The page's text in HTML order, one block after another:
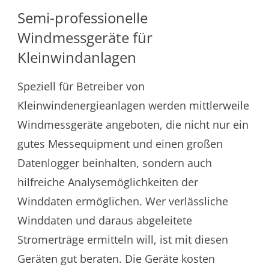
Semi-professionelle
Windmessgeräte für
Kleinwindanlagen
Speziell für Betreiber von
Kleinwindenergieanlagen werden mittlerweile
Windmessgeräte angeboten, die nicht nur ein
gutes Messequipment und einen großen
Datenlogger beinhalten, sondern auch
hilfreiche Analysemöglichkeiten der
Winddaten ermöglichen. Wer verlässliche
Winddaten und daraus abgeleitete
Stromerträge ermitteln will, ist mit diesen
Geräten gut beraten. Die Geräte kosten